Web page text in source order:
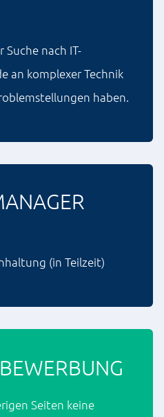
nach IT-
an komplexer Technik
haben.
(in Teilzeit)
Seiten keine